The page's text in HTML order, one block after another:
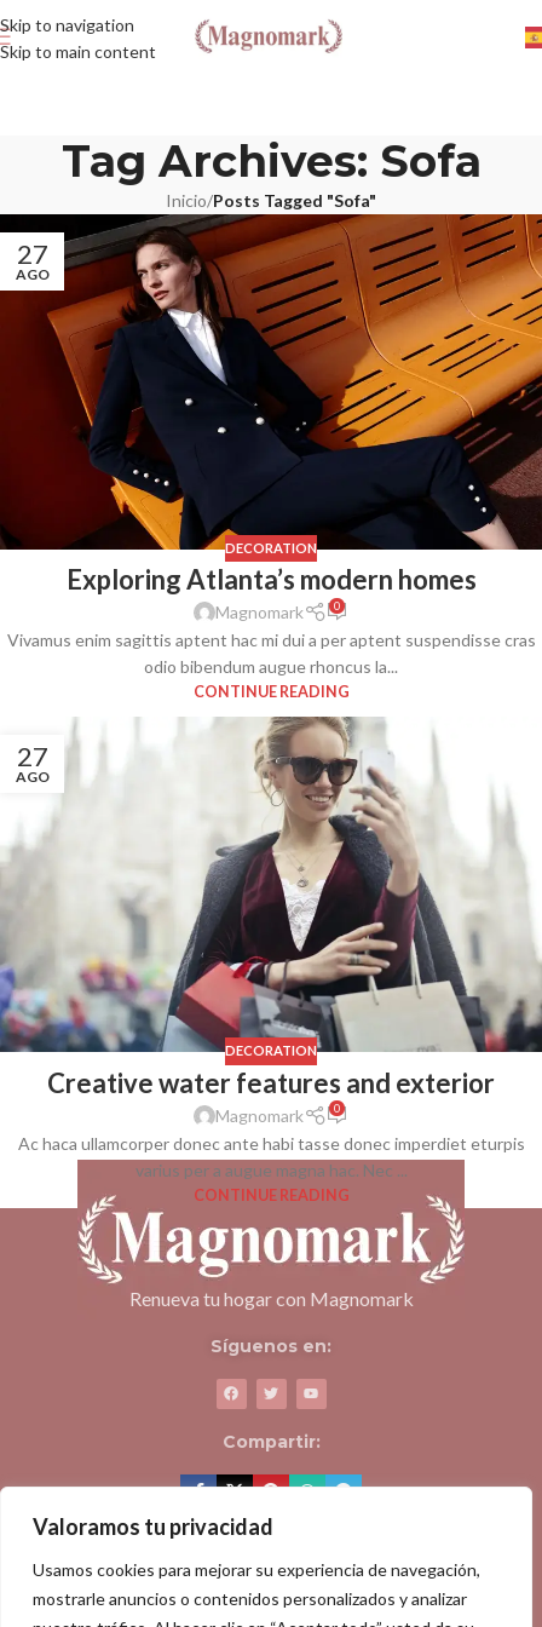
Valoramos tu privacidad
Usamos cookies para mejorar su experiencia de navegación,
mostrarle anuncios o contenidos personalizados y analizar
Skip to navigation
Skip to main content
Tag Archives: Sofa
Inicio/Posts Tagged "Sofa"
27
AGO
DECORATION
Exploring Atlanta’s modern homes
Magnomark 0
Vivamus enim sagittis aptent hac mi dui a per aptent suspendisse cras
odio bibendum augue rhoncus la...
CONTINUE READING
27
AGO
DECORATION
Creative water features and exterior
Magnomark 0
Ac haca ullamcorper donec ante habi tasse donec imperdiet eturpis
varius per a augue magna hac. Nec ...
CONTINUE READING
Renueva tu hogar con Magnomark
Síguenos en:
Compartir:
ACERCA DE MAGNOMARK
PÁGINAS DE INTERÉS